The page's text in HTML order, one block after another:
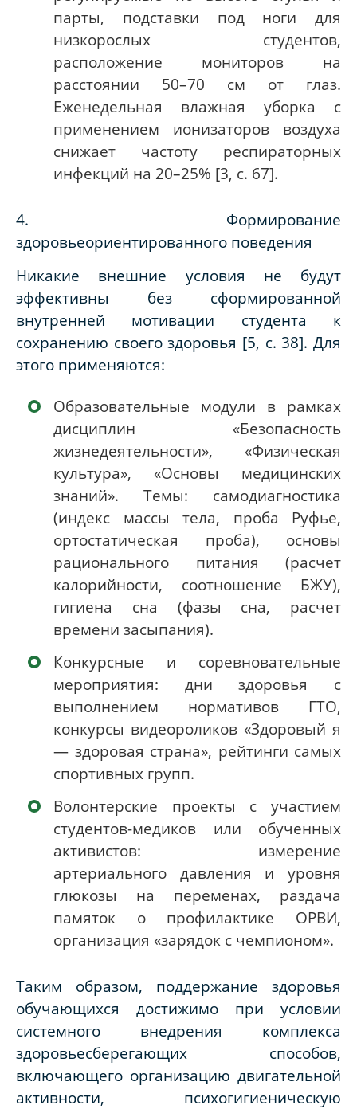
парты, подставки под ноги для
низкорослых студентов,
расположение мониторов на
расстоянии 50–70 см от глаз.
Еженедельная влажная уборка с
применением ионизаторов воздуха
снижает частоту респираторных
инфекций на 20–25% [3, с. 67].
4. Формирование
здоровьеориентированного поведения
Никакие внешние условия не будут
эффективны без сформированной
внутренней мотивации студента к
сохранению своего здоровья [5, с. 38]. Для
этого применяются:
Образовательные модули в рамках
дисциплин «Безопасность
жизнедеятельности», «Физическая
культура», «Основы медицинских
знаний». Темы: самодиагностика
(индекс массы тела, проба Руфье,
ортостатическая проба), основы
рационального питания (расчет
калорийности, соотношение БЖУ),
гигиена сна (фазы сна, расчет
времени засыпания).
Конкурсные и соревновательные
мероприятия: дни здоровья с
выполнением нормативов ГТО,
конкурсы видеороликов «Здоровый я
— здоровая страна», рейтинги самых
спортивных групп.
Волонтерские проекты с участием
студентов-медиков или обученных
активистов: измерение
артериального давления и уровня
глюкозы на переменах, раздача
памяток о профилактике ОРВИ,
организация «зарядок с чемпионом».
Таким образом, поддержание здоровья
обучающихся достижимо при условии
системного внедрения комплекса
здоровьесберегающих способов,
включающего организацию двигательной
активности, психогигиеническую